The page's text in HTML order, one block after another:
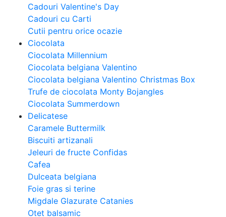
Cadouri Valentine's Day
Cadouri cu Carti
Cutii pentru orice ocazie
Ciocolata
Ciocolata Millennium
Ciocolata belgiana Valentino
Ciocolata belgiana Valentino Christmas Box
Trufe de ciocolata Monty Bojangles
Ciocolata Summerdown
Delicatese
Caramele Buttermilk
Biscuiti artizanali
Jeleuri de fructe Confidas
Cafea
Dulceata belgiana
Foie gras si terine
Migdale Glazurate Catanies
Otet balsamic